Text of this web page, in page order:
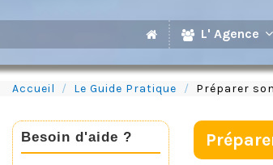
L' Agence
Accueil Le Guide Pratique Préparer
Besoin d'aide ?